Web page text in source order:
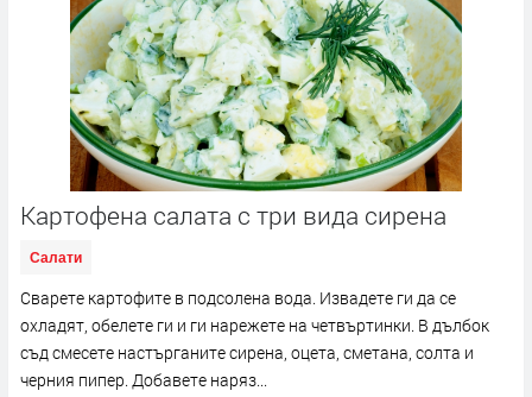
Картофена салата с три вида сирена
Салати
Сварете картофите в подсолена вода. Извадете ги да се
охладят, обелете ги и ги нарежете на четвъртинки. В дълбок
съд смесете настърганите сирена, оцета, сметана, солта и
черния пипер. Добавете наряз...